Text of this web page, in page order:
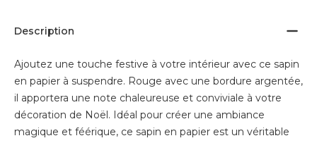
Description
Ajoutez une touche festive à votre intérieur avec ce sapin
en papier à suspendre. Rouge avec une bordure argentée,
il apportera une note chaleureuse et conviviale à votre
décoration de Noël. Idéal pour créer une ambiance
magique et féérique, ce sapin en papier est un véritable